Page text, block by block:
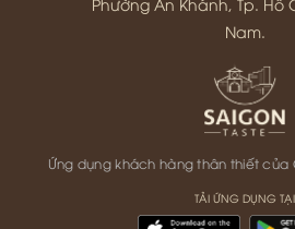
Nam.
Ứng dụng khách hàng thân thiết của
TẢI ỨNG DỤNG TẠI